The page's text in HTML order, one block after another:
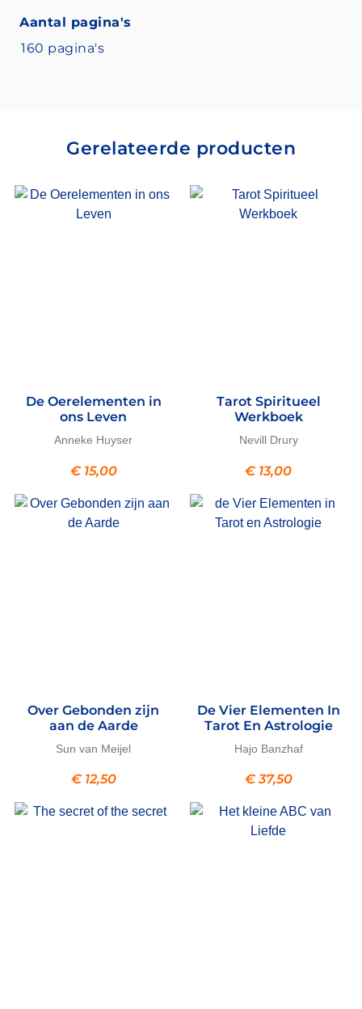
Aantal pagina's
160 pagina's
Gerelateerde producten
De Oerelementen in
ons Leven
Anneke Huyser
€15,00
Tarot Spiritueel
Werkboek
Nevill Drury
€13,00
Over Gebonden zijn
aan de Aarde
Sun van Meijel
€12,50
De Vier Elementen In
Tarot En Astrologie
Hajo Banzhaf
€37,50